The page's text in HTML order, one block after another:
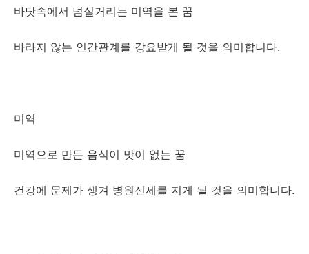
바닷속에서 넘실거리는 미역을 본 꿈
바라지 않는 인간관계를 강요받게 될 것을 의미합니다.
미역
미역으로 만든 음식이 맛이 없는 꿈
건강에 문제가 생겨 병원신세를 지게 될 것을 의미합니다.